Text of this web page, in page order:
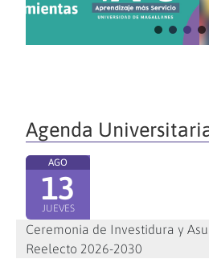
Agenda
AGO
13
JUEVES
Ceremonia de Investidura y
Reelecto 2026-2030